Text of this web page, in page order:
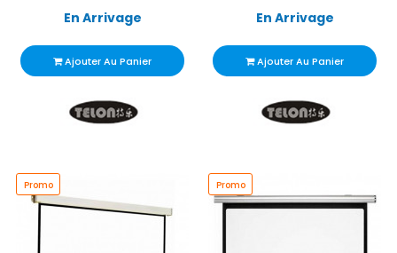
En Arrivage
Ajouter Au Panier
En Arrivage
Ajouter Au Panier
Promo Promo